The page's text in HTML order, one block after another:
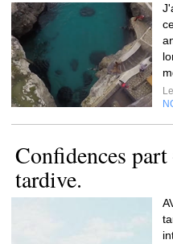
Confidences
tardive.